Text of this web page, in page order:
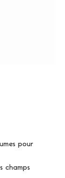
pour
champs